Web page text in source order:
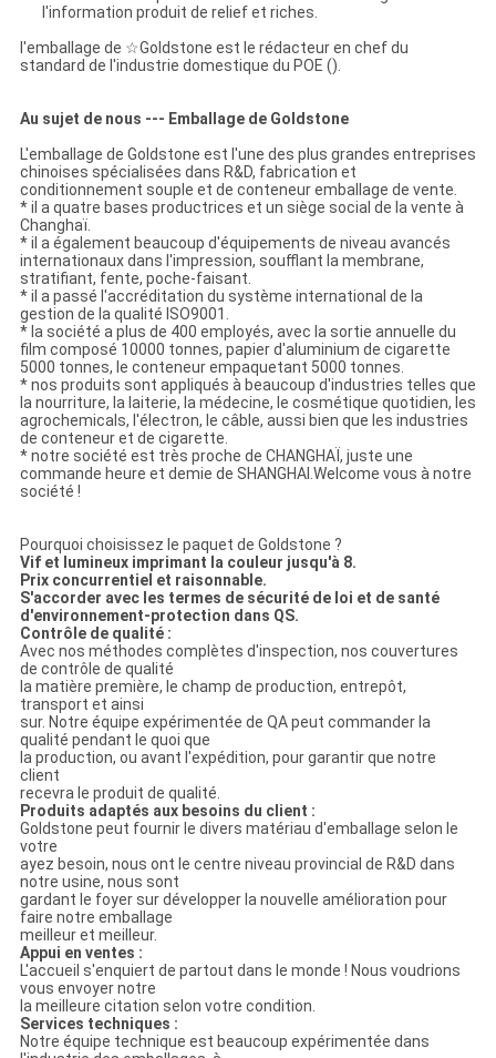
l'information produit de relief et riches.
l'emballage de ☆Goldstone est le rédacteur en chef du
standard de l'industrie domestique du POE ().
Au sujet de nous --- Emballage de Goldstone
L'emballage de Goldstone est l'une des plus grandes entreprises
chinoises spécialisées dans R&D, fabrication et
conditionnement souple et de conteneur emballage de vente.
* il a quatre bases productrices et un siège social de la vente à
Changhaï.
* il a également beaucoup d'équipements de niveau avancés
internationaux dans l'impression, soufflant la membrane,
stratifiant, fente, poche-faisant.
* il a passé l'accréditation du système international de la
gestion de la qualité ISO9001.
* la société a plus de 400 employés, avec la sortie annuelle du
film composé 10000 tonnes, papier d'aluminium de cigarette
5000 tonnes, le conteneur empaquetant 5000 tonnes.
* nos produits sont appliqués à beaucoup d'industries telles que
la nourriture, la laiterie, la médecine, le cosmétique quotidien, les
agrochemicals, l'électron, le câble, aussi bien que les industries
de conteneur et de cigarette.
* notre société est très proche de CHANGHAÏ, juste une
commande heure et demie de SHANGHAI.Welcome vous à notre
société !
Pourquoi choisissez le paquet de Goldstone ?
Vif et lumineux imprimant la couleur jusqu'à 8.
Prix concurrentiel et raisonnable.
S'accorder avec les termes de sécurité de loi et de santé
d'environnement-protection dans QS.
Contrôle de qualité :
Avec nos méthodes complètes d'inspection, nos couvertures
de contrôle de qualité
la matière première, le champ de production, entrepôt,
transport et ainsi
sur. Notre équipe expérimentée de QA peut commander la
qualité pendant le quoi que
la production, ou avant l'expédition, pour garantir que notre
client
recevra le produit de qualité.
Produits adaptés aux besoins du client :
Goldstone peut fournir le divers matériau d'emballage selon le
votre
ayez besoin, nous ont le centre niveau provincial de R&D dans
notre usine, nous sont
gardant le foyer sur développer la nouvelle amélioration pour
faire notre emballage
meilleur et meilleur.
Appui en ventes :
L'accueil s'enquiert de partout dans le monde ! Nous voudrions
vous envoyer notre
la meilleure citation selon votre condition.
Services techniques :
Notre équipe technique est beaucoup expérimentée dans